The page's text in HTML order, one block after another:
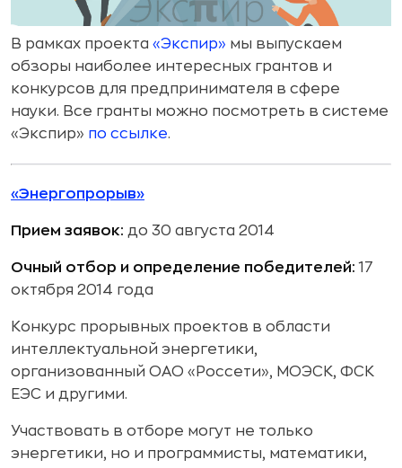
В рамках проекта «Экспир» мы выпускаем
обзоры наиболее интересных грантов и
конкурсов для предпринимателя в сфере
науки. Все гранты можно посмотреть в системе
«Экспир» по ссылке.
«Энергопрорыв»
Прием заявок: до 30 августа 2014
Очный отбор и определение победителей: 17
октября 2014 года
Конкурс прорывных проектов в области
интеллектуальной энергетики,
организованный ОАО «Россети», МОЭСК, ФСК
ЕЭС и другими.
Участвовать в отборе могут не только
энергетики, но и программисты, математики,